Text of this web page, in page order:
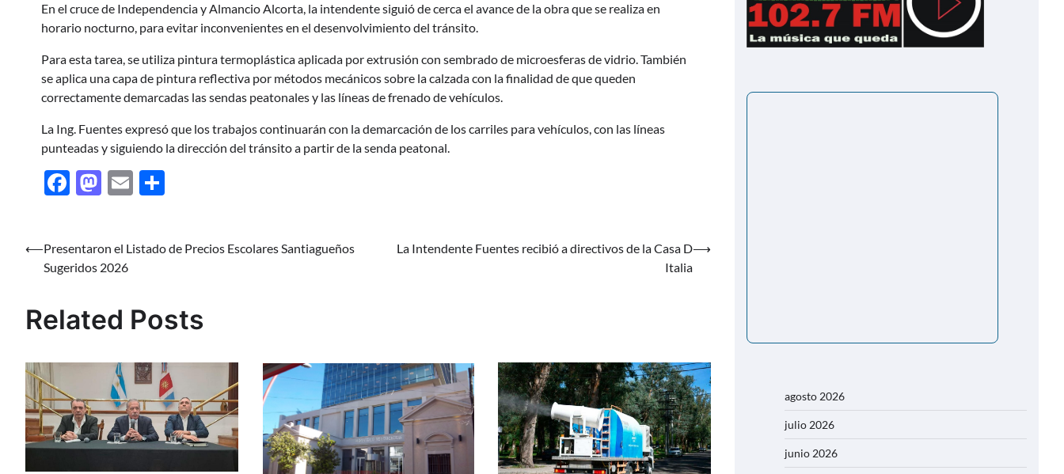
En el cruce de Independencia y Almancio Alcorta, la intendente siguió de cerca el avance de la obra que se realiza en
horario nocturno, para evitar inconvenientes en el desenvolvimiento del tránsito.
Para esta tarea, se utiliza pintura termoplástica aplicada por extrusión con sembrado de microesferas de vidrio. También
se aplica una capa de pintura reflectiva por métodos mecánicos sobre la calzada con la finalidad de que queden
correctamente demarcadas las sendas peatonales y las líneas de frenado de vehículos.
La Ing. Fuentes expresó que los trabajos continuarán con la demarcación de los carriles para vehículos, con las líneas
punteadas y siguiendo la dirección del tránsito a partir de la senda peatonal.
Facebook
Mastodon
Email
Navegación
⟵Presentaron el Listado de Precios Escolares Santiagueños
Sugeridos 2026
La Intendente Fuentes recibió a directivos de la Casa D
Italia
⟶
Related Posts
agosto 2026
julio 2026
junio 2026